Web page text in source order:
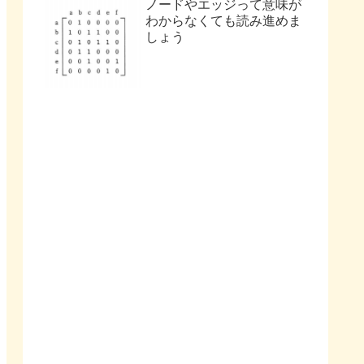
ノードやエッジって意味が
わからなくても読み進めま
しょう